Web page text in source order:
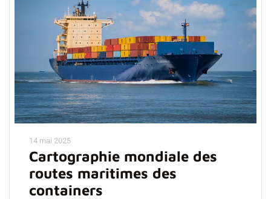
14 mai 2025
Cartographie mondiale des
routes maritimes des
containers